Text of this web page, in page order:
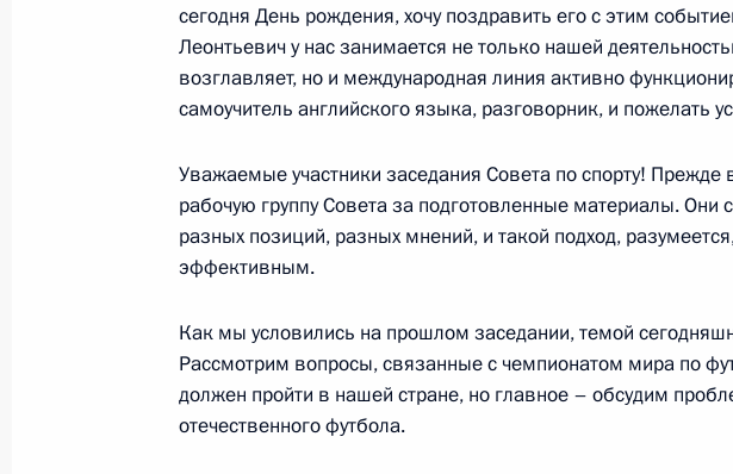
Совещание с постоянными членами Совета
4 декабря 2015 года, 14:25 Москва, Кремль
3 декабря 2015 года, четверг
Вручение государственных наград военнослужащим
Сил России
Послание Президента Федеральному Собранию
сегодня День рождения, хочу поздравить его с этим
Леонтьевич у нас занимается не только нашей
возглавляет, но и международная линия активно
самоучитель английского языка, разговорник, и пожелать
Уважаемые участники заседания Совета по спорту! Прежде
рабочую группу Совета за подготовленные материалы. Они
разных позиций, разных мнений, и такой подход,
эффективным.
Как мы условились на прошлом заседании, темой
Рассмотрим вопросы, связанные с чемпионатом мира по
должен пройти в нашей стране, но главное – обсудим
отечественного футбола.